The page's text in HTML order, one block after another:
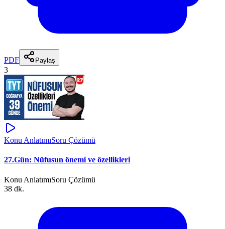
PDF Paylaş
3
Konu AnlatımıSoru Çözümü
27.Gün: Nüfusun önemi ve özellikleri
Konu AnlatımıSoru Çözümü
38 dk.